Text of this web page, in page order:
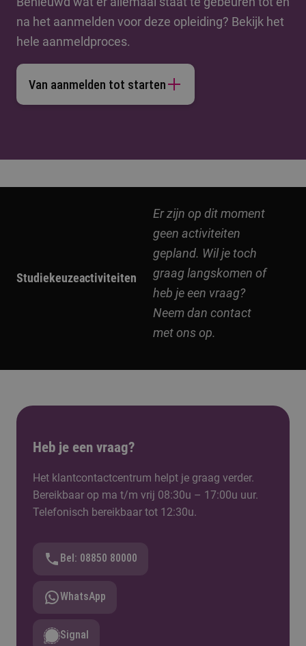
na het aanmelden voor deze opleiding? Bekijk het
hele aanmeldproces.
Van aanmelden tot starten
Studiekeuzeactiviteiten
Er zijn op dit moment
geen activiteiten
gepland. Wil je toch
graag langskomen of
heb je een vraag?
Neem dan contact
met ons op.
Heb je een vraag?
Het klantcontactcentrum helpt je graag verder.
Bereikbaar op ma t/m vrij 08:30u – 17:00u uur.
Telefonisch bereikbaar tot 12:30u.
Bel: 08850 80000
WhatsApp
Signal